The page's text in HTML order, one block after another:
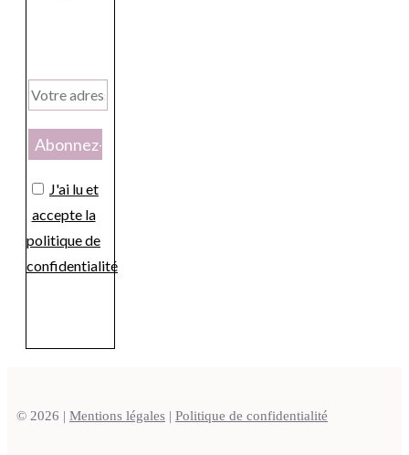
J'ai lu et
accepte la
politique de
confidentialité
© 2026 | Mentions légales | Politique de confidentialité